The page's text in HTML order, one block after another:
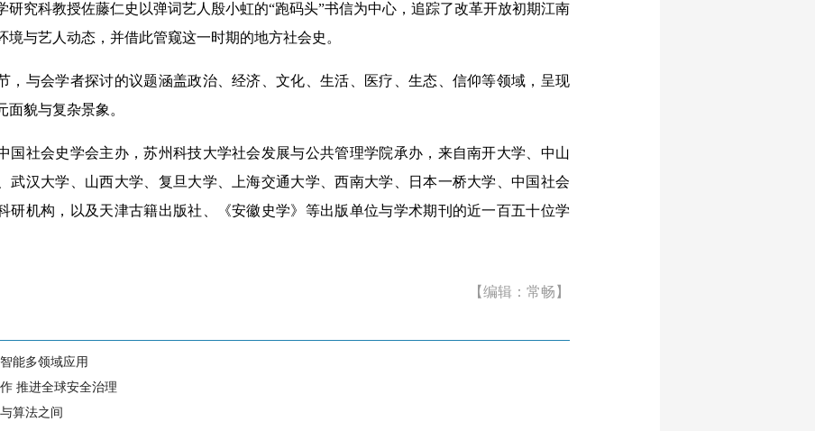
研究科教授佐藤仁史以弹词艺人殷小虹的“跑码头”书信为中心，追踪了改革开放初期江南
境与艺人动态，并借此管窥这一时期的地方社会史。
与会学者探讨的议题涵盖政治、经济、文化、生活、医疗、生态、信仰等领域，呈现
面貌与复杂景象。
社会史学会主办，苏州科技大学社会发展与公共管理学院承办，来自南开大学、中山
武汉大学、山西大学、复旦大学、上海交通大学、西南大学、日本一桥大学、中国社会
研机构，以及天津古籍出版社、《安徽史学》等出版单位与学术期刊的近一百五十位学
【编辑：常畅】
能多领域应用
推进全球安全治理
算法之间